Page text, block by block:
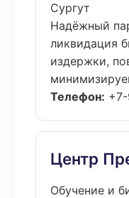
Сургут
Надёжный
ликвидация
издержки,
Телефон:
Центр
Обучение и